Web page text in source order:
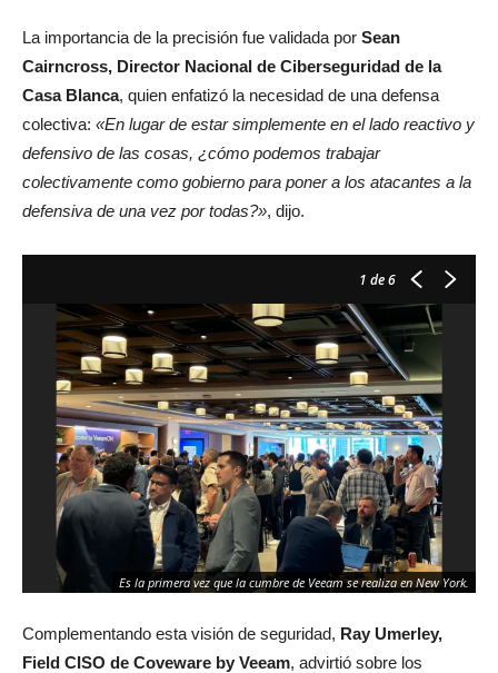
La importancia de la precisión fue validada por Sean
Cairncross, Director Nacional de Ciberseguridad de la
Casa Blanca, quien enfatizó la necesidad de una defensa
colectiva: «En lugar de estar simplemente en el lado reactivo y
defensivo de las cosas, ¿cómo podemos trabajar
colectivamente como gobierno para poner a los atacantes a la
defensiva de una vez por todas?», dijo.
1 de 6
Es la primera vez que la cumbre de Veeam se realiza en New York.
Complementando esta visión de seguridad, Ray Umerley,
Field CISO de Coveware by Veeam, advirtió sobre los